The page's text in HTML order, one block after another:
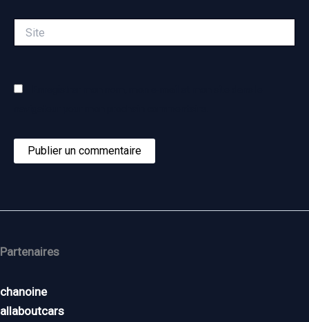
Partenaires
chanoine
allaboutcars